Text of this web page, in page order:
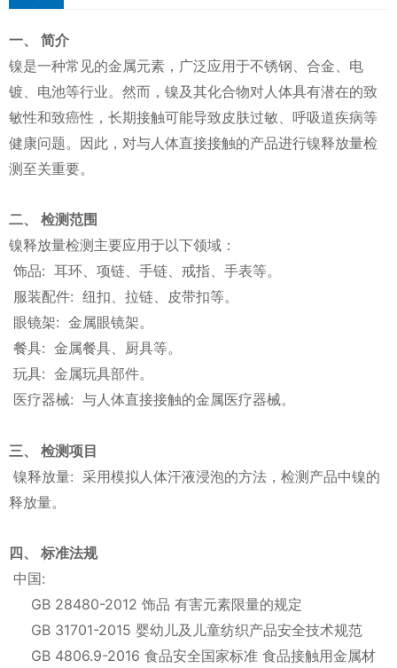
一、 简介
镍是一种常见的金属元素，广泛应用于不锈钢、合金、电
镀、电池等行业。然而，镍及其化合物对人体具有潜在的致
敏性和致癌性，长期接触可能导致皮肤过敏、呼吸道疾病等
健康问题。因此，对与人体直接接触的产品进行镍释放量检
测至关重要。
二、 检测范围
镍释放量检测主要应用于以下领域：
饰品: 耳环、项链、手链、戒指、手表等。
服装配件: 纽扣、拉链、皮带扣等。
眼镜架: 金属眼镜架。
餐具: 金属餐具、厨具等。
玩具: 金属玩具部件。
医疗器械: 与人体直接接触的金属医疗器械。
三、 检测项目
镍释放量: 采用模拟人体汗液浸泡的方法，检测产品中镍的
释放量。
四、 标准法规
中国:
GB 28480-2012 饰品 有害元素限量的规定
GB 31701-2015 婴幼儿及儿童纺织产品安全技术规范
GB 4806.9-2016 食品安全国家标准 食品接触用金属材